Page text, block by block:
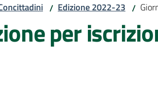
/ Edizione 2022-23 /
per